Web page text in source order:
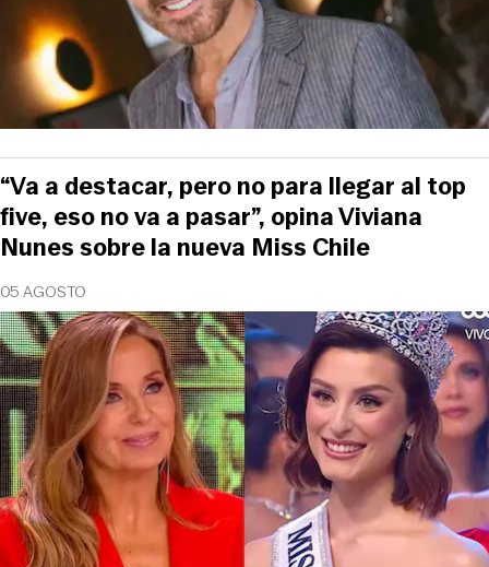
05 AGOSTO
“Va a destacar, pero no para llegar al top
five, eso no va a pasar”, opina Viviana
Nunes sobre la nueva Miss Chile